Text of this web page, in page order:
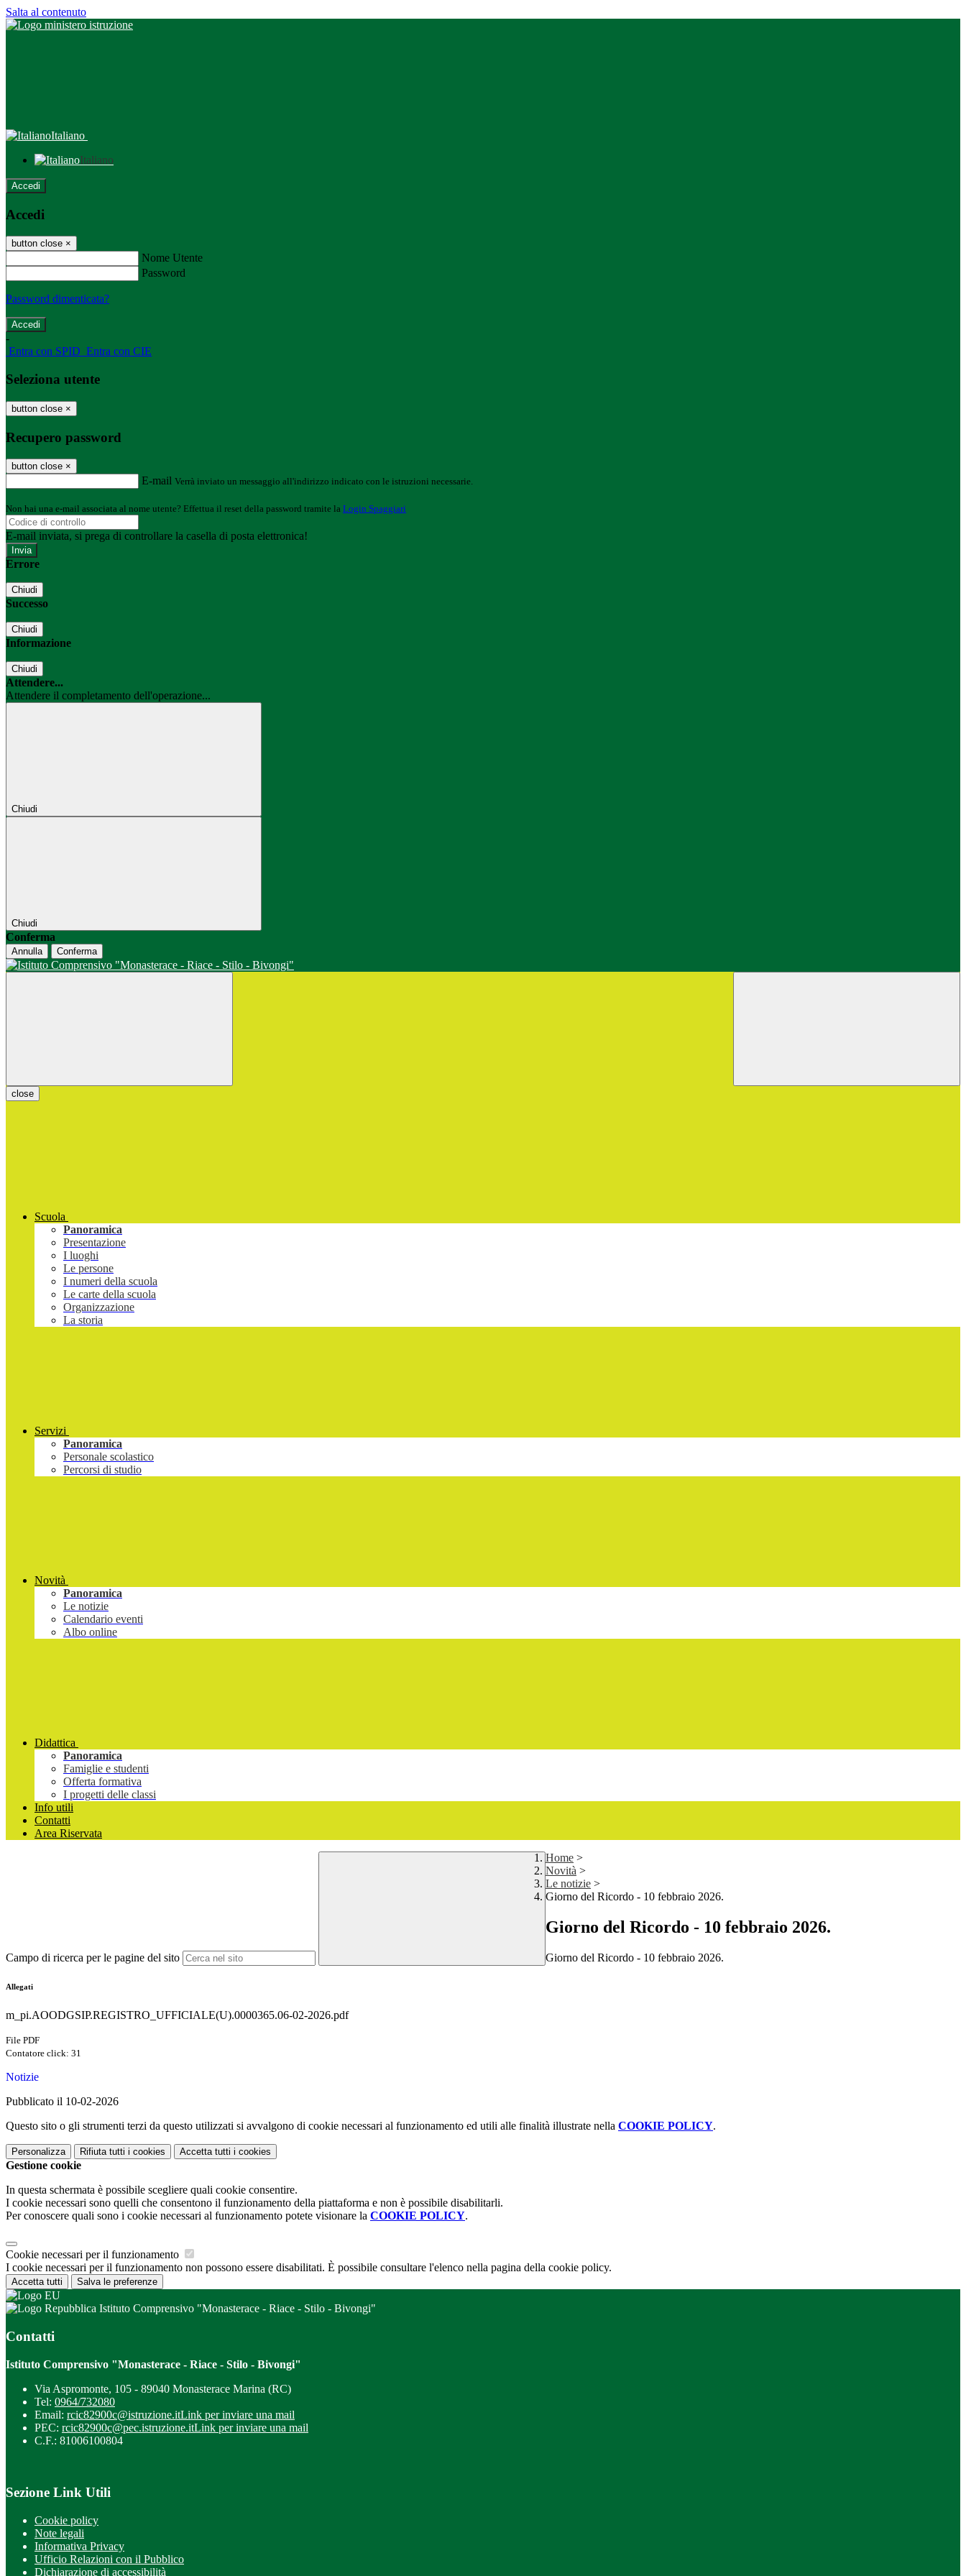
Salta al contenuto
Italiano
Italiano
Accedi
Accedi
button close ×
Nome Utente
Password
Password dimenticata?
-
Entra con SPID Entra con CIE
Seleziona utente
button close ×
Recupero password
button close ×
E-mail Verrà inviato un messaggio all'indirizzo indicato con le istruzioni necessarie.
Non hai una e-mail associata al nome utente? Effettua il reset della password tramite la Login Spaggiari
E-mail inviata, si prega di controllare la casella di posta elettronica!
Errore
Chiudi
Successo
Chiudi
Informazione
Chiudi
Attendere...
Attendere il completamento dell'operazione...
Chiudi
Chiudi
Conferma
Annulla Conferma
close
Scuola
Panoramica
Presentazione
I luoghi
Le persone
I numeri della scuola
Le carte della scuola
Organizzazione
La storia
Servizi
Panoramica
Personale scolastico
Percorsi di studio
Novità
Panoramica
Le notizie
Calendario eventi
Albo online
Didattica
Panoramica
Famiglie e studenti
Offerta formativa
I progetti delle classi
Info utili
Contatti
Area Riservata
Campo di ricerca per le pagine del sito
Home >
Novità >
Le notizie >
Giorno del Ricordo - 10 febbraio 2026.
Giorno del Ricordo - 10 febbraio 2026.
Giorno del Ricordo - 10 febbraio 2026.
Allegati
m_pi.AOODGSIP.REGISTRO_UFFICIALE(U).0000365.06-02-2026.pdf
File PDF
Contatore click: 31
Notizie
Pubblicato il 10-02-2026
Questo sito o gli strumenti terzi da questo utilizzati si avvalgono di cookie necessari al funzionamento ed utili alle finalità illustrate nella COOKIE POLICY.
Personalizza Rifiuta tutti i cookies Accetta tutti i cookies
Gestione cookie
In questa schermata è possibile scegliere quali cookie consentire.
I cookie necessari sono quelli che consentono il funzionamento della piattaforma e non è possibile disabilitarli.
Per conoscere quali sono i cookie necessari al funzionamento potete visionare la COOKIE POLICY.
Cookie necessari per il funzionamento
I cookie necessari per il funzionamento non possono essere disabilitati. È possibile consultare l'elenco nella pagina della cookie policy.
Accetta tutti Salva le preferenze
Istituto Comprensivo "Monasterace - Riace - Stilo - Bivongi"
Contatti
Istituto Comprensivo "Monasterace - Riace - Stilo - Bivongi"
Via Aspromonte, 105 - 89040 Monasterace Marina (RC)
Tel: 0964/732080
Email: rcic82900c@istruzione.itLink per inviare una mail
PEC: rcic82900c@pec.istruzione.itLink per inviare una mail
C.F.: 81006100804
Sezione Link Utili
Cookie policy
Note legali
Informativa Privacy
Ufficio Relazioni con il Pubblico
Dichiarazione di accessibilità